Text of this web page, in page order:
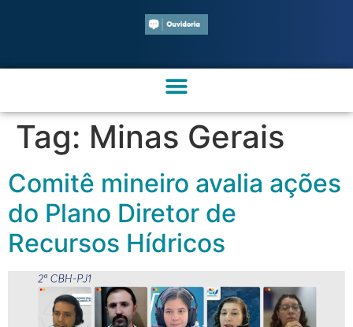
Tag: Minas Gerais
Comitê mineiro avalia ações
do Plano Diretor de
Recursos Hídricos